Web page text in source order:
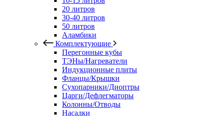
20 литров
30-40 литров
50 литров
Аламбики
Комплектующие
Перегонные кубы
ТЭНы/Нагреватели
Индукционные плиты
Фланцы/Крышки
Сухопарники/Диоптры
Царги/Дефлегматоры
Колонны/Отводы
Насадки